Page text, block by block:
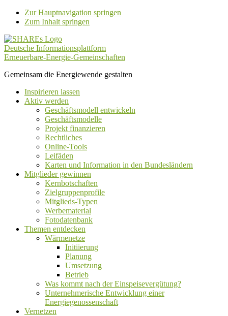
Zur Hauptnavigation springen
Zum Inhalt springen
Deutsche Informationsplattform
Erneuerbare-Energie-Gemeinschaften
Gemeinsam die Energiewende gestalten
Inspirieren lassen
Aktiv werden
Geschäftsmodell entwickeln
Geschäftsmodelle
Projekt finanzieren
Rechtliches
Online-Tools
Leifäden
Karten und Information in den Bundesländern
Mitglieder gewinnen
Kernbotschaften
Zielgruppenprofile
Mitglieds-Typen
Werbematerial
Fotodatenbank
Themen entdecken
Wärmenetze
Initiierung
Planung
Umsetzung
Betrieb
Was kommt nach der Einspeisevergütung?
Unternehmerische Entwicklung einer
Energiegenossenschaft
Vernetzen